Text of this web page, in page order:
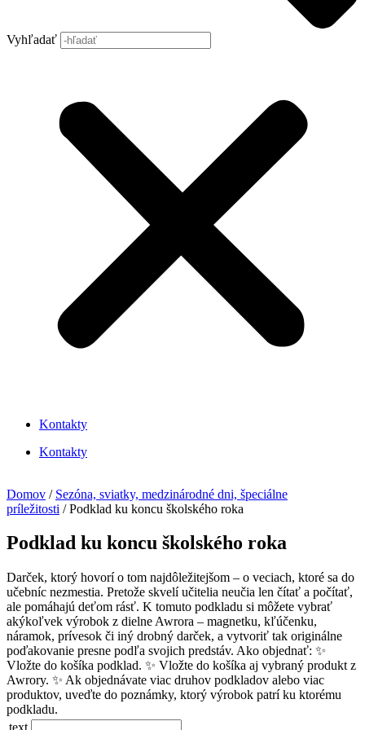
Vyhľadať
Kontakty
Kontakty
Domov / Sezóna, sviatky, medzinárodné dni, špeciálne
príležitosti / Podklad ku koncu školského roka
Podklad ku koncu školského roka
Darček, ktorý hovorí o tom najdôležitejšom – o veciach, ktoré sa do
učebníc nezmestia. Pretože skvelí učitelia neučia len čítať a počítať,
ale pomáhajú deťom rásť. K tomuto podkladu si môžete vybrať
akýkoľvek výrobok z dielne Awrora – magnetku, kľúčenku,
náramok, prívesok či iný drobný darček, a vytvoriť tak originálne
poďakovanie presne podľa svojich predstáv. Ako objednať: ✨
Vložte do košíka podklad. ✨ Vložte do košíka aj vybraný produkt z
Awrory. ✨ Ak objednávate viac druhov podkladov alebo viac
produktov, uveďte do poznámky, ktorý výrobok patrí ku ktorému
podkladu.